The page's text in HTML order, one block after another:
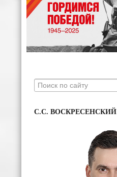
С.С. ВОСКРЕСЕНСКИЙ